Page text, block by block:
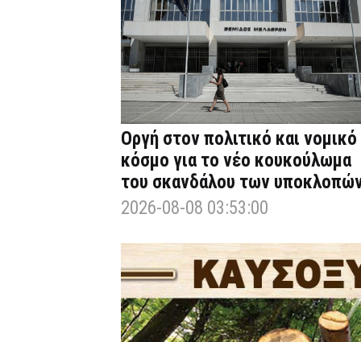
Οργή στον πολιτικό και νομικό
κόσμο για το νέο κουκούλωμα
του σκανδάλου των
2026-08-08 03:53:00